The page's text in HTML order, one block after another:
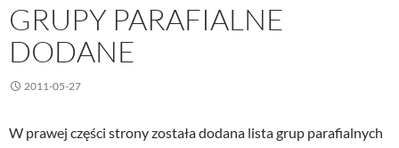
GRUPY PARAFIALNE
DODANE
2011-05-27
W prawej części strony została dodana lista grup parafialnych